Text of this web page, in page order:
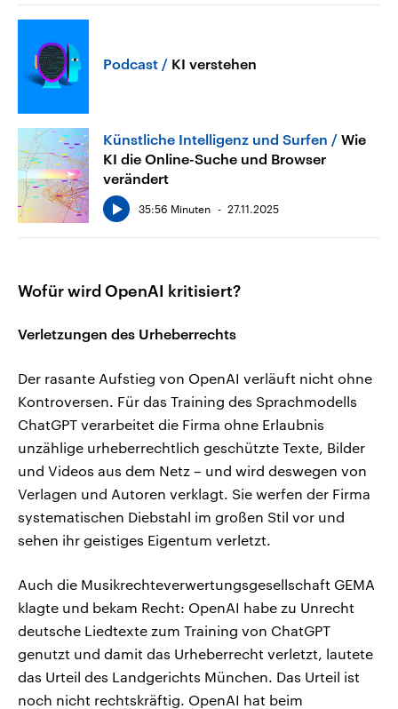
Podcast KI verstehen
Künstliche Intelligenz und Surfen
Wie
KI die Online-Suche und Browser
verändert
35:56 Minuten 27.11.2025
Wofür wird OpenAI kritisiert?
Verletzungen des Urheberrechts
Der rasante Aufstieg von OpenAI verläuft nicht ohne
Kontroversen. Für das Training des Sprachmodells
ChatGPT verarbeitet die Firma ohne Erlaubnis
unzählige urheberrechtlich geschützte Texte, Bilder
und Videos aus dem Netz – und wird deswegen von
Verlagen und Autoren verklagt. Sie werfen der Firma
systematischen Diebstahl im großen Stil vor und
sehen ihr geistiges Eigentum verletzt.
Auch die Musikrechteverwertungsgesellschaft GEMA
klagte und bekam Recht: OpenAI habe zu Unrecht
deutsche Liedtexte zum Training von ChatGPT
genutzt und damit das Urheberrecht verletzt, lautete
das Urteil des Landgerichts München. Das Urteil ist
noch nicht rechtskräftig. OpenAI hat beim